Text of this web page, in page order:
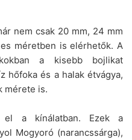
nem csak 20 mm, 24 mm
méretben is elérhetők. A
a kisebb bojlikat
hőfoka és a halak étvágya,
mérete is.
el a kínálatban. Ezek a
Mogyoró (narancssárga),